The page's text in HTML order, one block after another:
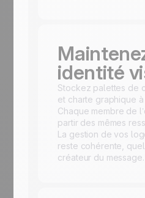
identité
Stockez palettes de
et charte graphique
Chaque membre de
partir des mêmes
La gestion de vos
reste cohérente,
créateur du message.